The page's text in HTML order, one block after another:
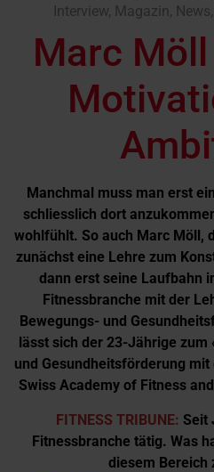
Interview, Magazin, News,
Marc
Manchmal muss man erst
schliesslich dort
wohlfühlt. So auch Marc Möll,
zunächst eine Lehre zum
dann erst seine Laufbahn
Fitnessbranche mit der
Bewegungs- und
lässt sich der 23-Jährige
und Gesundheitsförderung
Swiss Academy of Fitness
FITNESS TRIBUNE: Seit
Fitnessbranche tätig. Was
diesem Bereich